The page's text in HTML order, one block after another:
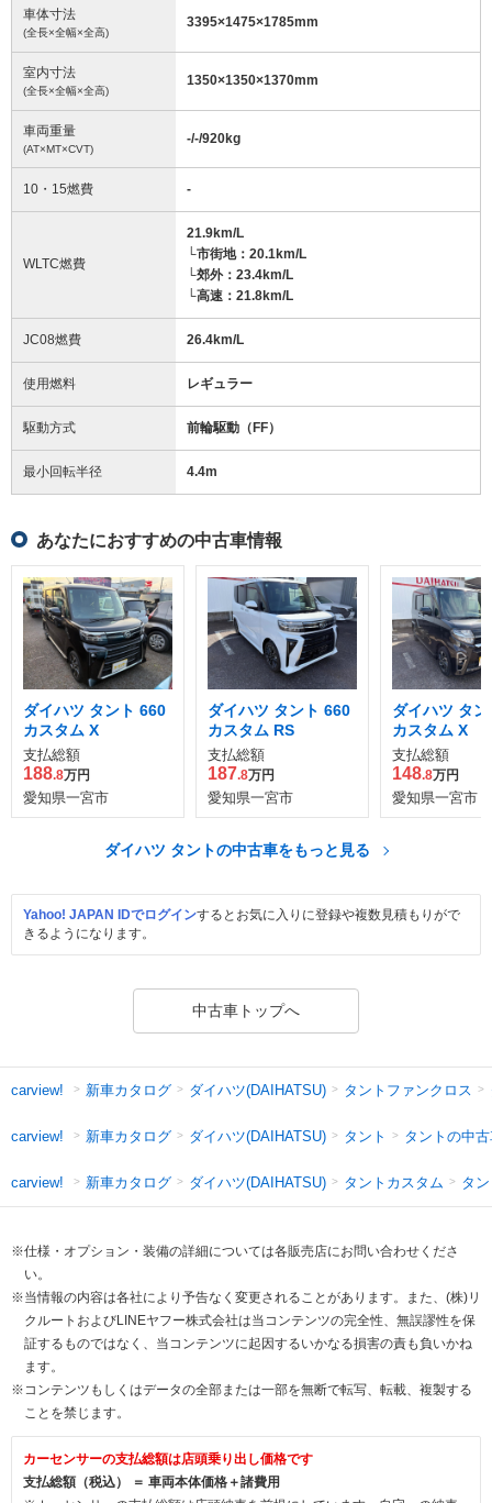
車体寸法
(全長×全幅×全高)
3395×1475×1785mm
室内寸法
(全長×全幅×全高)
1350×1350×1370mm
車両重量
(AT×MT×CVT)
-/-/920kg
10・15燃費 -
WLTC燃費
21.9km/L
└市街地：20.1km/L
└郊外：23.4km/L
└高速：21.8km/L
JC08燃費 26.4km/L
使用燃料 レギュラー
駆動方式 前輪駆動（FF）
最小回転半径 4.4m
あなたにおすすめの中古車情報
ダイハツ タント 660
カスタム X
支払総額
188.8万円
愛知県一宮市
ダイハツ タント 660
カスタム RS
支払総額
187.8万円
愛知県一宮市
ダイハツ タ
カスタム X
支払総額
148.8万円
愛知県一宮市
ダイハツ タントの中古車をもっと見る
Yahoo! JAPAN IDでログインするとお気に入りに登録や複数見積もりがで
きるようになります。
中古車トップへ
carview! 新車カタログ ダイハツ(DAIHATSU) タントファンクロス
carview! 新車カタログ ダイハツ(DAIHATSU) タント タントの中
carview! 新車カタログ ダイハツ(DAIHATSU) タントカスタム タ
※仕様・オプション・装備の詳細については各販売店にお問い合わせくださ
い。
※当情報の内容は各社により予告なく変更されることがあります。また、(株)リ
クルートおよびLINEヤフー株式会社は当コンテンツの完全性、無誤謬性を保
証するものではなく、当コンテンツに起因するいかなる損害の責も負いかね
ます。
※コンテンツもしくはデータの全部または一部を無断で転写、転載、複製する
ことを禁じます。
カーセンサーの支払総額は店頭乗り出し価格です
支払総額（税込） ＝ 車両本体価格＋諸費用